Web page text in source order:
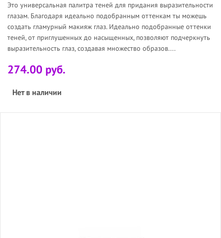
Это универсальная палитра теней для придания выразительности
глазам. Благодаря идеально подобранным оттенкам ты можешь
создать гламурный макияж глаз. Идеально подобранные оттенки
теней, от приглушенных до насыщенных, позволяют подчеркнуть
выразительность глаз, создавая множество образов....
274.00 руб.
Нет в наличии